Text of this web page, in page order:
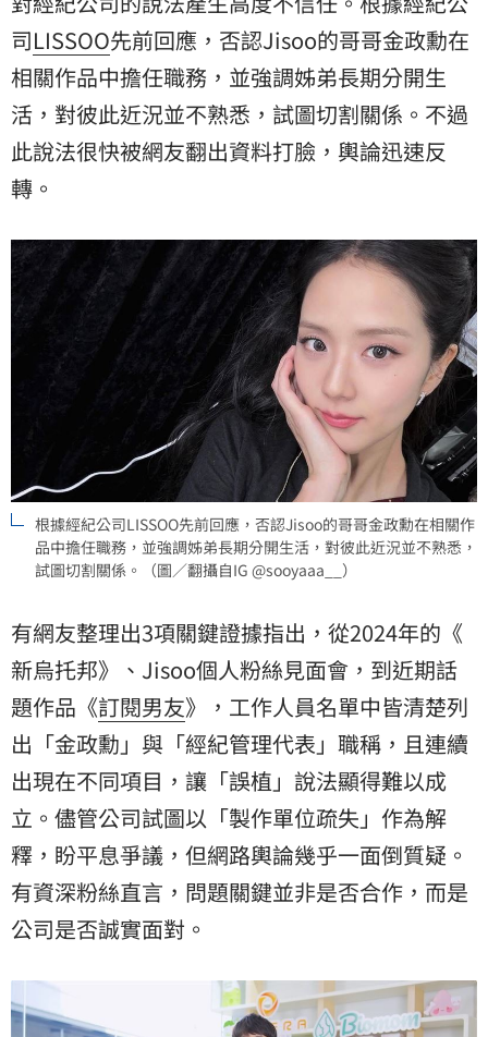
司LISSOO先前回應，否認Jisoo的哥哥金政勳在
相關作品中擔任職務，並強調姊弟長期分開生
活，對彼此近況並不熟悉，試圖切割關係。不過
此說法很快被網友翻出資料打臉，輿論迅速反
轉。
根據經紀公司LISSOO先前回應，否認Jisoo的哥哥金政勳在相關作
品中擔任職務，並強調姊弟長期分開生活，對彼此近況並不熟悉，
試圖切割關係。（圖／翻攝自IG @sooyaaa__）
有網友整理出3項關鍵證據指出，從2024年的《
新烏托邦》、Jisoo個人粉絲見面會，到近期話
題作品《訂閱男友》，工作人員名單中皆清楚列
出「金政勳」與「經紀管理代表」職稱，且連續
出現在不同項目，讓「誤植」說法顯得難以成
立。儘管公司試圖以「製作單位疏失」作為解
釋，盼平息爭議，但網路輿論幾乎一面倒質疑。
有資深粉絲直言，問題關鍵並非是否合作，而是
公司是否誠實面對。